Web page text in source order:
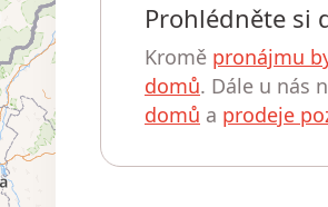
Prohlédněte si
Kromě pronájmu
domů. Dále u nás
domů a prodeje